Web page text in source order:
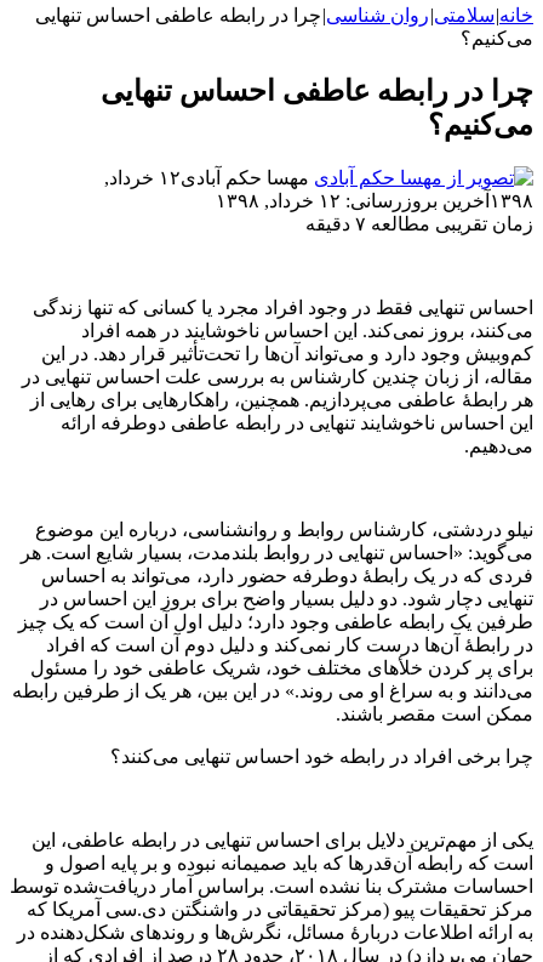
خانه|سلامتی|روان شناسی|چرا در رابطه عاطفی احساس تنهایی
می‌کنیم؟
چرا در رابطه عاطفی احساس تنهایی
می‌کنیم؟
مهسا حکم آبادی
۱۲ خرداد,
۱۳۹۸ آخرین بروزرسانی: ۱۲ خرداد, ۱۳۹۸
زمان تقریبی مطالعه ۷ دقیقه
احساس تنهایی فقط در وجود افراد مجرد یا کسانی که تنها زندگی
می‌کنند،‌ بروز نمی‌کند. این احساس ناخوشایند در همه افراد
کم‌وبیش وجود دارد و می‌تواند آن‌ها را تحت‌تأثیر قرار دهد. در این
مقاله،‌ از زبان چندین کارشناس به بررسی علت احساس تنهایی در
هر رابطهٔ عاطفی می‌پردازیم. همچنین، راهکارهایی برای رهایی از
این احساس ناخوشایند تنهایی در رابطه عاطفی دوطرفه ارائه
می‌دهیم.
نیلو دردشتی، کارشناس روابط و روانشناسی، درباره این موضوع
می‌گوید:‌ «احساس تنهایی در روابط بلندمدت، بسیار شایع است. هر
فردی که در یک رابطهٔ دوطرفه حضور دارد، می‌تواند به احساس
تنهایی دچار شود. دو دلیل بسیار واضح برای بروز این احساس در
طرفین یک رابطه عاطفی وجود دارد؛ دلیل اول آن است که یک چیز
در رابطهٔ آن‌ها درست کار نمی‌کند و دلیل دوم آن است که افراد
برای پر کردن خلأهای مختلف خود، شریک عاطفی خود را مسئول
می‌دانند و به سراغ او می روند.» در این بین،‌ هر یک از طرفین رابطه
ممکن است مقصر باشند.
چرا برخی افراد در رابطه خود احساس تنهایی می‌کنند؟
یکی از مهم‌ترین دلایل برای احساس تنهایی در رابطه عاطفی، این
است که رابطه آن‌قدرها که باید صمیمانه نبوده و بر پایه اصول و
احساسات مشترک بنا نشده است. براساس آمار دریافت‌شده توسط
مرکز تحقیقات پیو (مرکز تحقیقاتی در واشنگتن دی.سی آمریکا که
به ارائه اطلاعات دربارهٔ مسائل، نگرش‌ها و روندهای شکل‌دهنده در
جهان می‌پردازد) در سال ۲۰۱۸، حدود ۲۸ درصد از افرادی که از